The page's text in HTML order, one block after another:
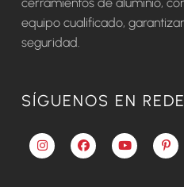
cerramientos de aluminio,
equipo cualificado,
seguridad.
SÍGUENOS EN